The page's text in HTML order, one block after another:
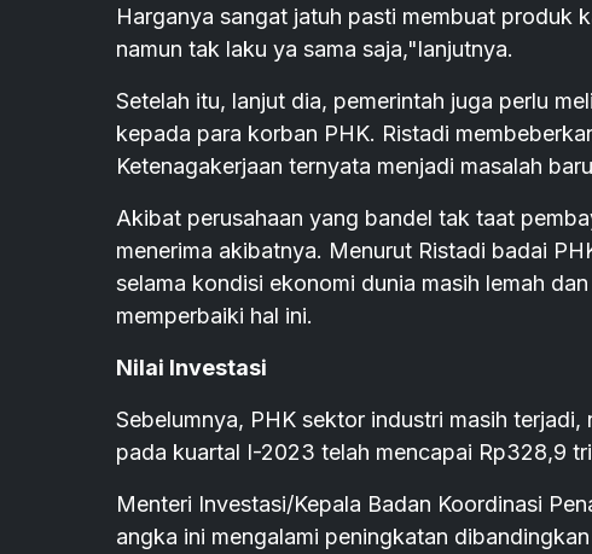
Harganya sangat jatuh pasti membuat produk
namun tak laku ya sama saja,"lanjutnya.
Setelah itu, lanjut dia, pemerintah juga perlu
kepada para korban PHK. Ristadi
Ketenagakerjaan ternyata menjadi masalah
Akibat perusahaan yang bandel tak taat
menerima akibatnya. Menurut Ristadi badai
selama kondisi ekonomi dunia masih lemah
memperbaiki hal ini.
Nilai Investasi
Sebelumnya, PHK sektor industri masih
pada kuartal I-2023 telah mencapai Rp328,9
Menteri Investasi/Kepala Badan Koordinasi
angka ini mengalami peningkatan